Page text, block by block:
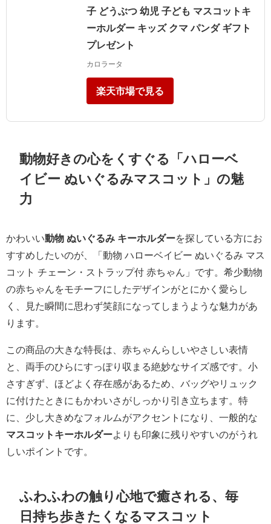
子 どうぶつ 幼児 子ども マスコットキ
ーホルダー キッズ クマ パンダ ギフト
プレゼント
カロラータ
楽天市場で見る
動物好きの心をくすぐる「ハローベ
イビー ぬいぐるみマスコット」の魅
力
かわいい動物 ぬいぐるみ キーホルダーを探している方にお
すすめしたいのが、「動物 ハローベイビー ぬいぐるみ マス
コット チェーン・ストラップ付 赤ちゃん」です。希少動物
の赤ちゃんをモチーフにしたデザインがとにかく愛らし
く、見た瞬間に思わず笑顔になってしまうような魅力があ
ります。
この商品の大きな特長は、赤ちゃんらしいやさしい表情
と、両手のひらにすっぽり収まる絶妙なサイズ感です。小
さすぎず、ほどよく存在感があるため、バッグやリュック
に付けたときにもかわいさがしっかり引き立ちます。特
に、少し大きめなフォルムがアクセントになり、一般的な
マスコットキーホルダー よりも印象に残りやすいのがうれ
しいポイントです。
ふわふわの触り心地で癒される、毎
日持ち歩きたくなるマスコット